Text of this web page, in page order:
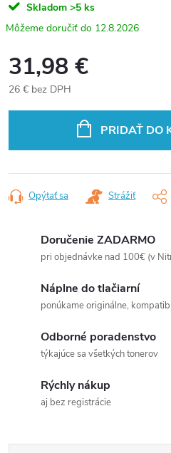
Skladom >5 ks
12.8.2026
31,98 €
26 € bez DPH
PRIDAŤ DO
Opýtať sa Strážiť
Doručenie ZADARMO
pri objednávke nad 100€ (v
Náplne do tlačiarní
ponúkame originálne,
Odborné poradenstvo
týkajúce sa všetkých tonerov
Rýchly nákup
aj bez registrácie